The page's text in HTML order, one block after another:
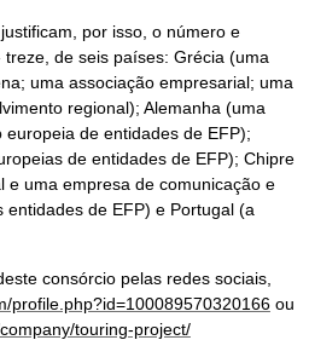
por isso, o número e
de seis países: Grécia (uma
uma associação empresarial; uma
regional); Alemanha (uma
de entidades de EFP);
de entidades de EFP); Chipre
e uma empresa de comunicação e
de EFP) e Portugal (a
consórcio pelas redes sociais,
profile.php?id=100089570320166ou
touring-project/